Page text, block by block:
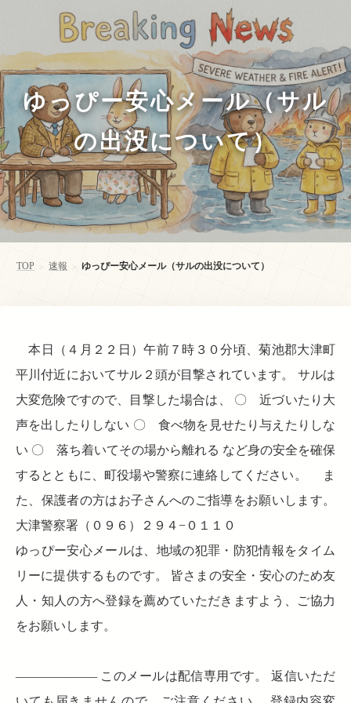
ゆっぴー安心メール（サル
の出没について）
TOP > 速報 > ゆっぴー安心メール（サルの出没について）
本日（４月２２日）午前７時３０分頃、菊池郡大津町
平川付近においてサル２頭が目撃されています。 サルは
大変危険ですので、目撃した場合は、 〇 近づいたり大
声を出したりしない 〇 食べ物を見せたり与えたりしな
い 〇 落ち着いてその場から離れる など身の安全を確保
するとともに、町役場や警察に連絡してください。 ま
た、保護者の方はお子さんへのご指導をお願いします。
大津警察署（０９６）２９４−０１１０
ゆっぴー安心メールは、地域の犯罪・防犯情報をタイム
リーに提供するものです。 皆さまの安全・安心のため友
人・知人の方へ登録を薦めていただきますよう、ご協力
をお願いします。
——————– このメールは配信専用です。 返信いただ